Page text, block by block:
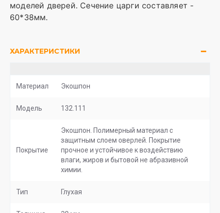
моделей дверей. Сечение царги составляет -
60*38мм.
ХАРАКТЕРИСТИКИ
Материал Экошпон
Модель 132.111
Покрытие
Экошпон. Полимерный материал с
защитным слоем оверлей. Покрытие
прочное и устойчивое к воздействию
влаги, жиров и бытовой не абразивной
химии.
Тип Глухая